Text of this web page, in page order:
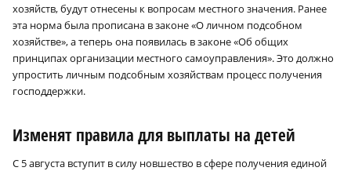
хозяйств, будут отнесены к вопросам местного значения. Ранее
эта норма была прописана в законе «О личном подсобном
хозяйстве», а теперь она появилась в законе «Об общих
принципах организации местного самоуправления». Это должно
упростить личным подсобным хозяйствам процесс получения
господдержки.
Изменят правила для выплаты на детей
С 5 августа вступит в силу новшество в сфере получения единой